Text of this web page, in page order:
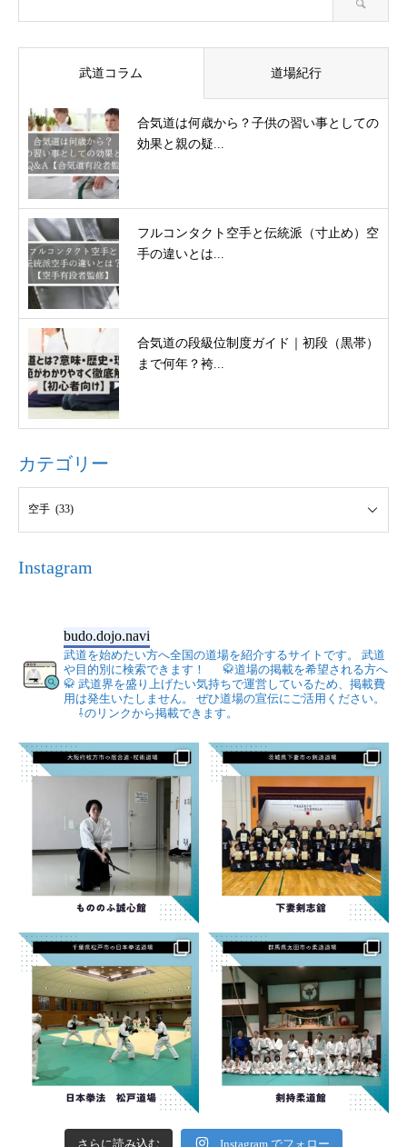
武道コラム 道場紀行
合気道は何歳から？子供の習い事としての
効果と親の疑...
フルコンタクト空手と伝統派（寸止め）空
手の違いとは...
合気道の段級位制度ガイド｜初段（黒帯）
まで何年？袴...
カテゴリー
Instagram
budo.dojo.navi
武道を始めたい方へ全国の道場を紹介するサイトです。
武道
や目的別に検索できます！
🥋道場の掲載を希望される方へ
🥋 武道界を盛り上げたい気持ちで運営しているため、掲載費
用は発生いたしません。
ぜひ道場の宣伝にご活用ください。
⇩のリンクから掲載できます。
さらに読み込む Instagram でフォロー